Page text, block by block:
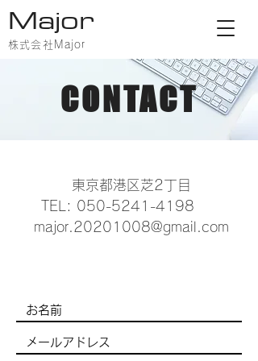
Major
株式会社Major
CONTACT
東京都港区芝2丁目
TEL: 050-5241-4198
major.20201008@gmail.com